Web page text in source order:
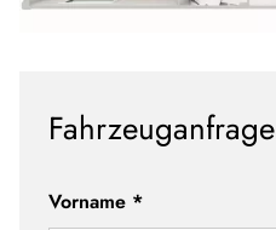
Fahrzeuganfrage
Vorname *